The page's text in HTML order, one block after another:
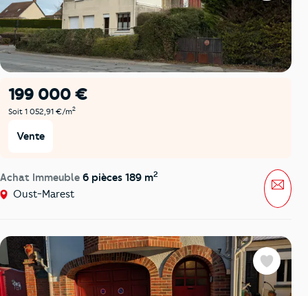
199 000 €
Soit 1 052,91 €/m2
Vente
Achat Immeuble 6 pièces 189 m2
Oust-Marest
Favoris